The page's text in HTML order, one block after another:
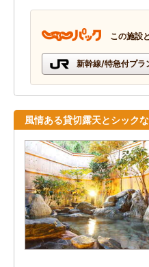
この施設
新幹線/特急付プラ
風情ある貸切露天とシック